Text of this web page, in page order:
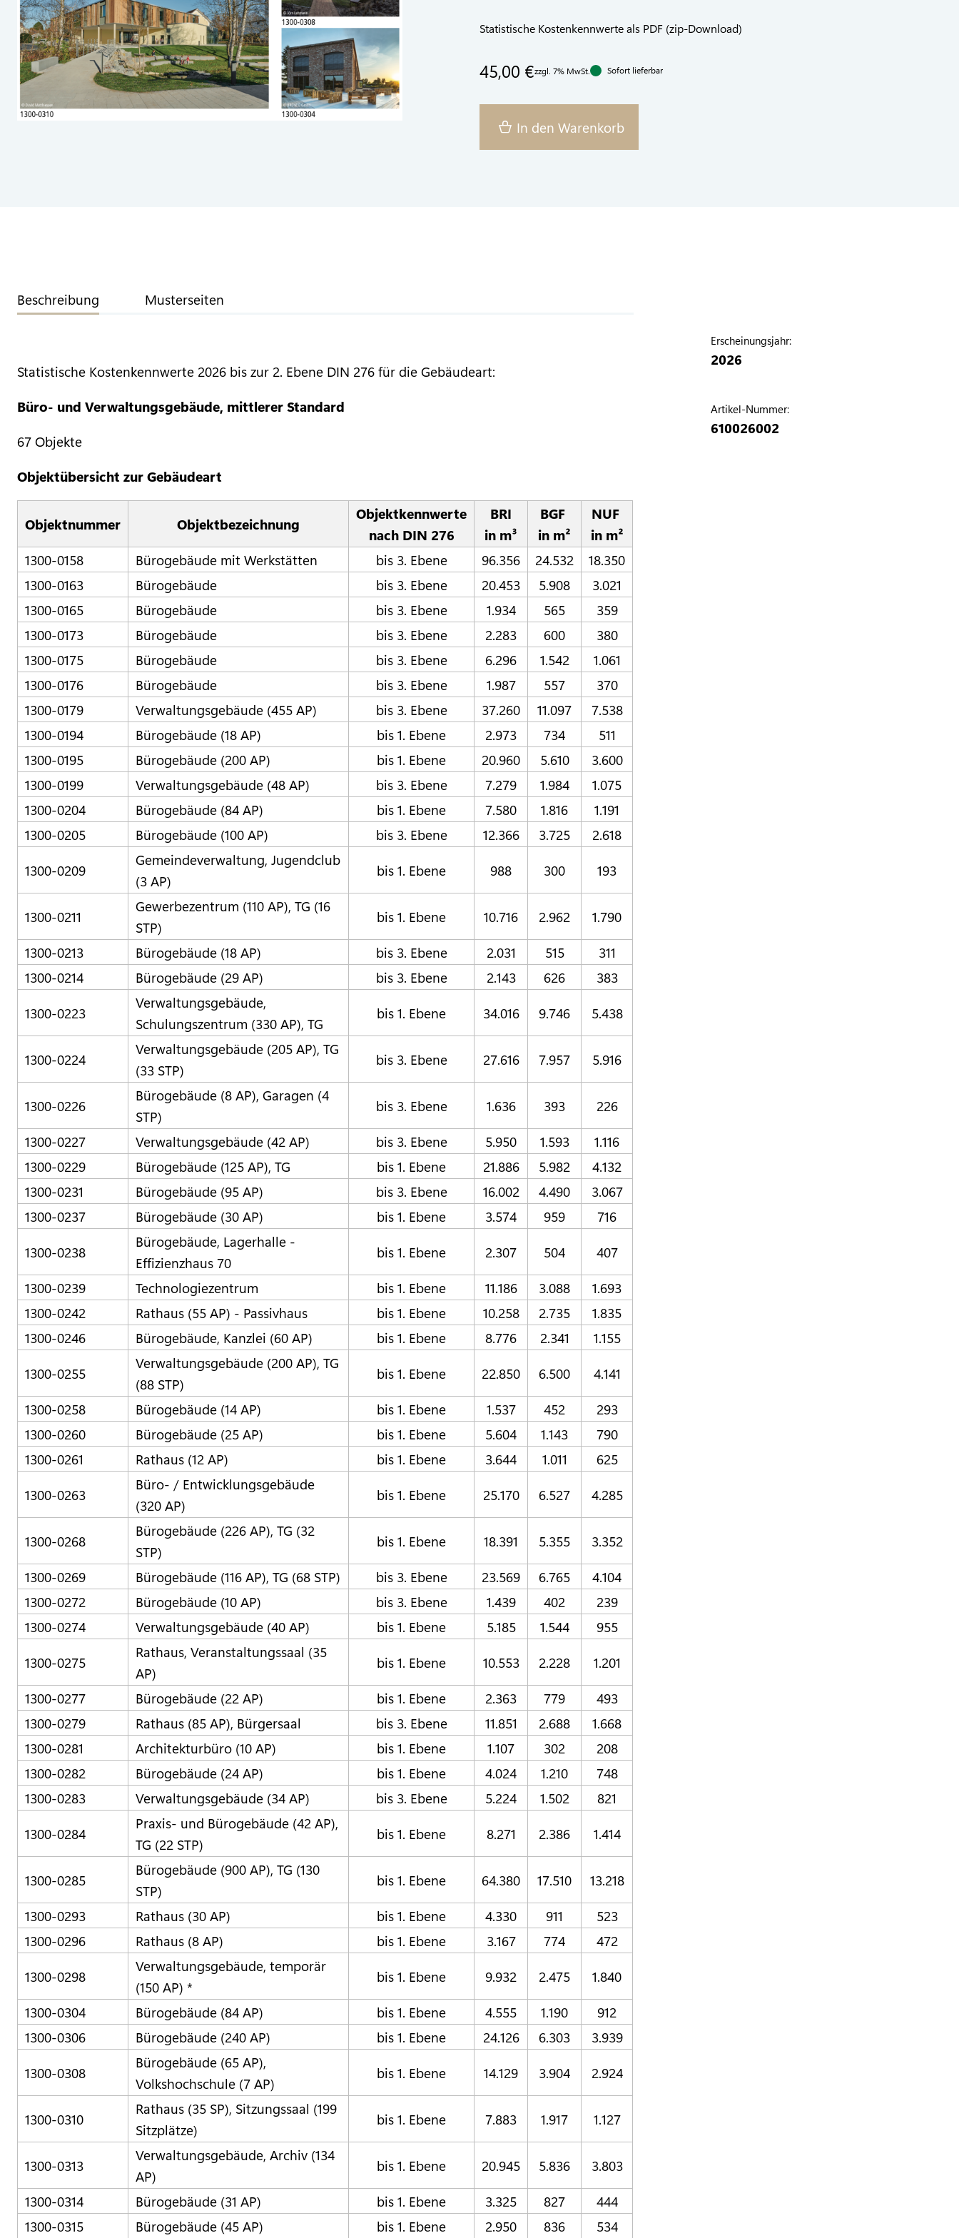
Statistische Kostenkennwerte als PDF (zip-Download)
45,00 €zzgl. 7% MwSt. Sofort lieferbar
In den Warenkorb
Erscheinungsjahr:
2026
Artikel-Nummer:
610026002
Beschreibung Musterseiten
Statistische Kostenkennwerte 2026 bis zur 2. Ebene DIN 276 für die Gebäudeart:
Büro- und Verwaltungsgebäude, mittlerer Standard
67 Objekte
Objektübersicht zur Gebäudeart
Objektnummer Objektbezeichnung
Objektkennwerte
nach DIN 276
BRI
in m³
BGF
in m²
NUF
in m²
1300-0158
Bürogebäude mit Werkstätten bis 3. Ebene 96.356 24.532
18.350
1300-0163
Bürogebäude bis 3. Ebene 20.453 5.908
3.021
1300-0165
Bürogebäude bis 3. Ebene 1.934 565
359
1300-0173
Bürogebäude bis 3. Ebene 2.283 600
380
1300-0175
Bürogebäude bis 3. Ebene 6.296 1.542
1.061
1300-0176
Bürogebäude bis 3. Ebene 1.987 557
370
1300-0179
Verwaltungsgebäude (455 AP) bis 3. Ebene 37.260 11.097
7.538
1300-0194
Bürogebäude (18 AP) bis 1. Ebene 2.973 734
511
1300-0195
Bürogebäude (200 AP) bis 1. Ebene 20.960 5.610
3.600
1300-0199
Verwaltungsgebäude (48 AP) bis 3. Ebene 7.279 1.984
1.075
1300-0204
Bürogebäude (84 AP) bis 1. Ebene 7.580 1.816
1.191
1300-0205
Bürogebäude (100 AP) bis 3. Ebene 12.366 3.725
2.618
1300-0209
Gemeindeverwaltung, Jugendclub
(3 AP)
bis 1. Ebene 988 300 193
1300-0211
Gewerbezentrum (110 AP), TG (16
STP)
bis 1. Ebene 10.716 2.962
1.790
1300-0213
Bürogebäude (18 AP) bis 3. Ebene 2.031 515
311
1300-0214
Bürogebäude (29 AP) bis 3. Ebene 2.143 626
383
1300-0223
Verwaltungsgebäude,
Schulungszentrum (330 AP), TG
bis 1. Ebene 34.016 9.746 5.438
1300-0224
Verwaltungsgebäude (205 AP), TG
(33 STP)
bis 3. Ebene 27.616 7.957 5.916
1300-0226
Bürogebäude (8 AP), Garagen (4
STP)
bis 3. Ebene 1.636 393
226
1300-0227
Verwaltungsgebäude (42 AP) bis 3. Ebene 5.950 1.593
1.116
1300-0229
Bürogebäude (125 AP), TG bis 1. Ebene 21.886 5.982
4.132
1300-0231
Bürogebäude (95 AP) bis 3. Ebene 16.002 4.490
3.067
1300-0237
Bürogebäude (30 AP) bis 1. Ebene 3.574 959
716
1300-0238
Bürogebäude, Lagerhalle -
Effizienzhaus 70
bis 1. Ebene 2.307 504
407
1300-0239
Technologiezentrum bis 1. Ebene 11.186 3.088
1.693
1300-0242
Rathaus (55 AP) - Passivhaus bis 1. Ebene 10.258 2.735
1.835
1300-0246
Bürogebäude, Kanzlei (60 AP) bis 1. Ebene 8.776 2.341
1.155
1300-0255
Verwaltungsgebäude (200 AP), TG
(88 STP)
bis 1. Ebene 22.850 6.500
4.141
1300-0258
Bürogebäude (14 AP) bis 1. Ebene 1.537 452
293
1300-0260
Bürogebäude (25 AP) bis 1. Ebene 5.604 1.143
790
1300-0261
Rathaus (12 AP) bis 1. Ebene 3.644 1.011
625
1300-0263
Büro- / Entwicklungsgebäude
(320 AP)
bis 1. Ebene 25.170 6.527 4.285
1300-0268
Bürogebäude (226 AP), TG (32
STP)
bis 1. Ebene 18.391 5.355
3.352
1300-0269
Bürogebäude (116 AP), TG (68 STP) bis 3. Ebene 23.569 6.765
4.104
1300-0272
Bürogebäude (10 AP) bis 3. Ebene 1.439 402
239
1300-0274
Verwaltungsgebäude (40 AP) bis 1. Ebene 5.185 1.544
955
1300-0275
Rathaus, Veranstaltungssaal (35
AP)
bis 1. Ebene 10.553 2.228
1.201
1300-0277
Bürogebäude (22 AP) bis 1. Ebene 2.363 779
493
1300-0279
Rathaus (85 AP), Bürgersaal bis 3. Ebene 11.851 2.688
1.668
1300-0281
Architekturbüro (10 AP) bis 1. Ebene 1.107 302
208
1300-0282
Bürogebäude (24 AP) bis 1. Ebene 4.024 1.210
748
1300-0283
Verwaltungsgebäude (34 AP) bis 3. Ebene 5.224 1.502
821
1300-0284
Praxis- und Bürogebäude (42 AP),
TG (22 STP)
bis 1. Ebene 8.271 2.386 1.414
1300-0285
Bürogebäude (900 AP), TG (130
STP)
bis 1. Ebene 64.380 17.510
13.218
1300-0293
Rathaus (30 AP) bis 1. Ebene 4.330 911
523
1300-0296
Rathaus (8 AP) bis 1. Ebene 3.167 774
472
1300-0298
Verwaltungsgebäude, temporär
(150 AP) *
bis 1. Ebene 9.932 2.475
1.840
1300-0304
Bürogebäude (84 AP) bis 1. Ebene 4.555 1.190
912
1300-0306
Bürogebäude (240 AP) bis 1. Ebene 24.126 6.303
3.939
1300-0308
Bürogebäude (65 AP),
Volkshochschule (7 AP)
bis 1. Ebene 14.129 3.904 2.924
1300-0310
Rathaus (35 SP), Sitzungssaal (199
Sitzplätze)
bis 1. Ebene 7.883 1.917 1.127
1300-0313
Verwaltungsgebäude, Archiv (134
AP)
bis 1. Ebene 20.945 5.836
3.803
1300-0314
Bürogebäude (31 AP) bis 1. Ebene 3.325 827
444
1300-0315
Bürogebäude (45 AP) bis 1. Ebene 2.950 836 534